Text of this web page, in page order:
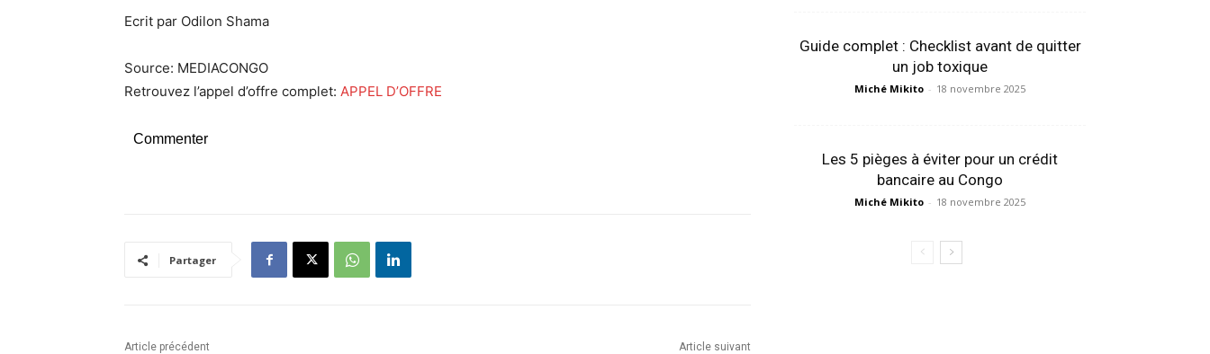
Ecrit par Odilon Shama
Source: MEDIACONGO
Retrouvez l’appel d’offre complet: APPEL D’OFFRE
Commenter
Partager
Article précédent Article suivant
Guide complet : Checklist avant de quitter
un job toxique
Miché Mikito - 18 novembre 2025
Les 5 pièges à éviter pour un crédit
bancaire au Congo
Miché Mikito - 18 novembre 2025